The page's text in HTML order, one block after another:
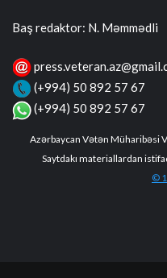
Baş redaktor: N. Məmmədli
(+994) 50 892 57 67
(+994) 50 892 57 67
Azərbaycan Vətən Müharibəsi
Saytdakı materiallardan
©